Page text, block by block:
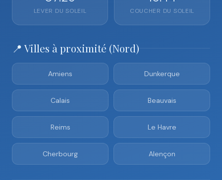
LEVER DU SOLEIL COUCHER DU SOLEIL
📍 Villes à proximité (Nord)
Amiens Dunkerque
Calais Beauvais
Reims Le Havre
Cherbourg Alençon